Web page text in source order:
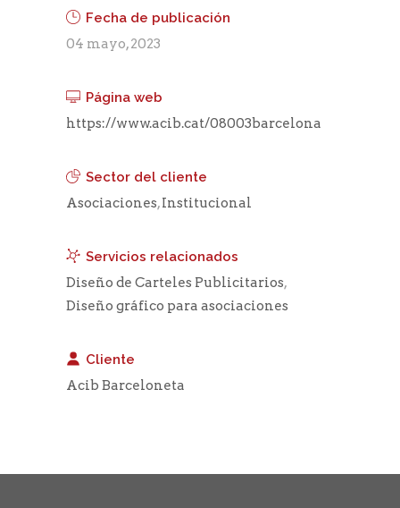
Fecha de publicación
04 mayo, 2023
Página web
https://www.acib.cat/08003barcelona
Sector del cliente
Asociaciones,Institucional
Servicios relacionados
Diseño de Carteles Publicitarios,
Diseño gráfico para asociaciones
Cliente
Acib Barceloneta